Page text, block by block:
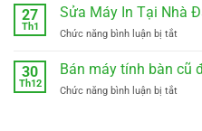
Kỳ
mới
êm
Máy
Tại
Cẩm
27
Th1
Sửa Máy In Tại Nhà
Chức năng bình luận bị tắtở
Máy
Tại
30
Th12
Bán máy tính bàn cũ
Chức năng bình luận bị tắtở